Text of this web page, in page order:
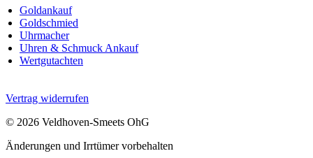
Goldankauf
Goldschmied
Uhrmacher
Uhren & Schmuck Ankauf
Wertgutachten
Vertrag widerrufen
© 2026 Veldhoven-Smeets OhG
Änderungen und Irrtümer vorbehalten